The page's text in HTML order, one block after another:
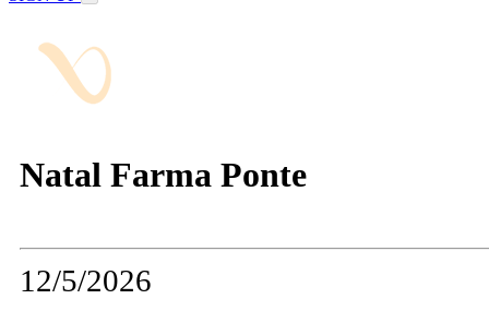
Natal Farma Ponte
12/5/2026